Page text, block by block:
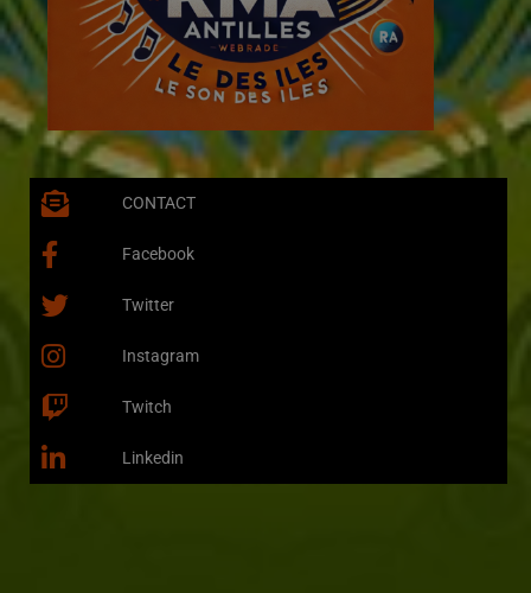
CONTACT
Facebook
Twitter
Instagram
Twitch
Linkedin